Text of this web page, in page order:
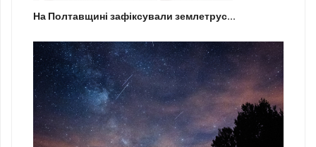
На Полтавщині зафіксували землетрус...